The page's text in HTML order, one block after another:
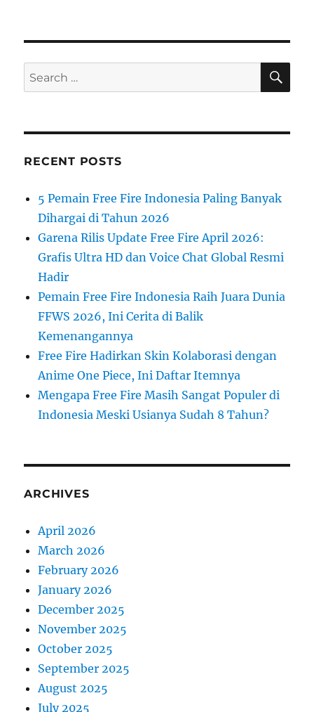
Search
for:
RECENT POSTS
5 Pemain Free Fire Indonesia Paling Banyak
Dihargai di Tahun 2026
Garena Rilis Update Free Fire April 2026:
Grafis Ultra HD dan Voice Chat Global Resmi
Hadir
Pemain Free Fire Indonesia Raih Juara Dunia
FFWS 2026, Ini Cerita di Balik
Kemenangannya
Free Fire Hadirkan Skin Kolaborasi dengan
Anime One Piece, Ini Daftar Itemnya
Mengapa Free Fire Masih Sangat Populer di
Indonesia Meski Usianya Sudah 8 Tahun?
ARCHIVES
April 2026
March 2026
February 2026
January 2026
December 2025
November 2025
October 2025
September 2025
August 2025
July 2025